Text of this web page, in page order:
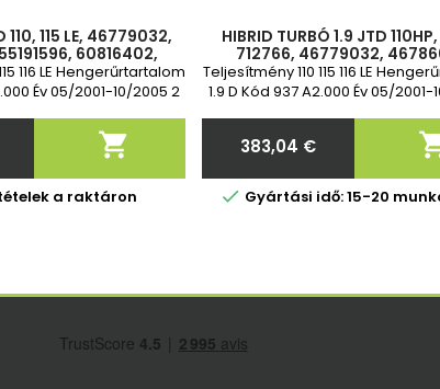
110, 115 LE, 46779032,
60816402,
712766-0002,
712766-1
116 LE Hengerűrtartalom
Év 05/2001-10/2005 2

a raktáron
HIBRID TURBÓ 1.9 JTD 110HP,
712766, 46779032,
55191596, 60816402,
Teljesítmény 110 115 116 LE
1.9 D Kód 937 A2.000 Év 05/2001-
Ár
383,04 €
 Gyártási idő: 15-20